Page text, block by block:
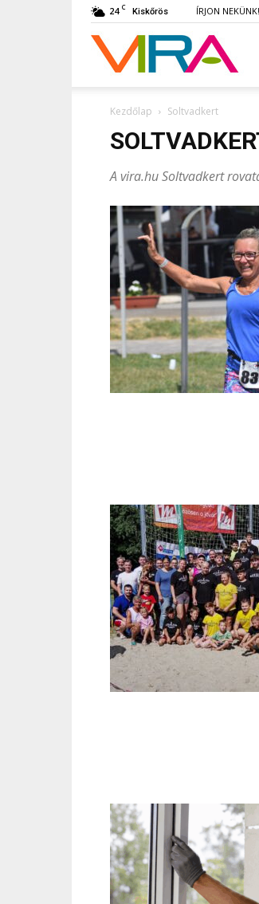
24 C Kiskőrös ÍRJON NEKÜNK!
VIRA
Kezdőlap Soltvadkert
A vira.hu Soltvadkert